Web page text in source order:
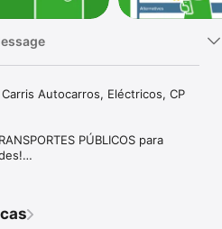
Autocarros, Eléctricos, CP
PÚBLICOS para
- App Quest da Cidade de